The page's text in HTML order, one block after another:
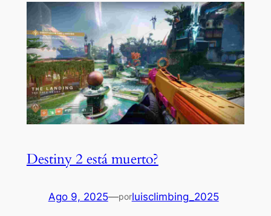
Destiny 2 está muerto?
Ago 9, 2025—porluisclimbing_2025